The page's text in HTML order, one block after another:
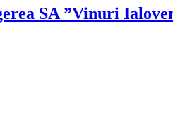
SA ”Vinuri